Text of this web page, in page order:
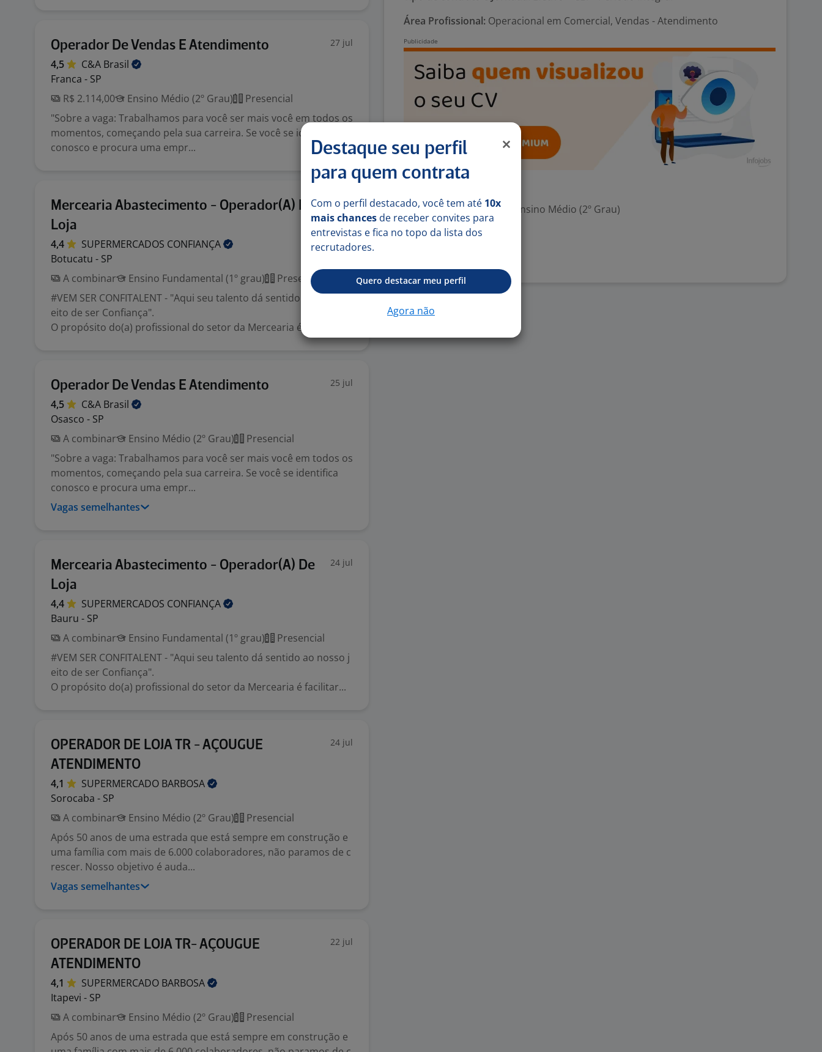
Operador De Vendas E Atendimento 27 jul
4,5 C&A Brasil
Franca - SP
R$ 2.114,00
Ensino Médio (2º Grau)
Presencial
"Sobre a vaga: Trabalhamos para você ser mais você em todos os
momentos, começando pela sua carreira. Se você se identifica
conosco e procura uma empr...
Mercearia Abastecimento - Operador(A) De
Loja
27 jul
4,4 SUPERMERCADOS CONFIANÇA
Botucatu - SP
A combinar
Ensino Fundamental (1º grau)
Presencial
#VEM SER CONFITALENT - "Aqui seu talento dá sentido ao nosso j
eito de ser Confiança".
O propósito do(a) profissional do setor da Mercearia é facilitar...
Operador De Vendas E Atendimento 25 jul
4,5 C&A Brasil
Osasco - SP
A combinar
Ensino Médio (2º Grau)
Presencial
"Sobre a vaga: Trabalhamos para você ser mais você em todos os
momentos, começando pela sua carreira. Se você se identifica
conosco e procura uma empr...
Vagas semelhantes
Mercearia Abastecimento - Operador(A) De
Loja
24 jul
4,4 SUPERMERCADOS CONFIANÇA
Bauru - SP
A combinar
Ensino Fundamental (1º grau)
Presencial
#VEM SER CONFITALENT - "Aqui seu talento dá sentido ao nosso j
eito de ser Confiança".
O propósito do(a) profissional do setor da Mercearia é facilitar...
OPERADOR DE LOJA TR - AÇOUGUE
ATENDIMENTO
24 jul
4,1 SUPERMERCADO BARBOSA
Sorocaba - SP
A combinar
Ensino Médio (2º Grau)
Presencial
Após 50 anos de uma estrada que está sempre em construção e
uma família com mais de 6.000 colaboradores, não paramos de c
rescer. Nosso objetivo é auda...
Vagas semelhantes
OPERADOR DE LOJA TR- AÇOUGUE
ATENDIMENTO
22 jul
4,1 SUPERMERCADO BARBOSA
Itapevi - SP
A combinar
Ensino Médio (2º Grau)
Presencial
Após 50 anos de uma estrada que está sempre em construção e
Área Profissional: Operacional em Comercial, Vendas - Atendimento
Escolaridade Mínima: Ensino Médio (2º Grau)
Denunciar vaga
Destaque seu perfil
para quem contrata
Com o perfil destacado, você tem até 10x
mais chances de receber convites para
entrevistas e fica no topo da lista dos
recrutadores.
Quero destacar meu perfil
Agora não